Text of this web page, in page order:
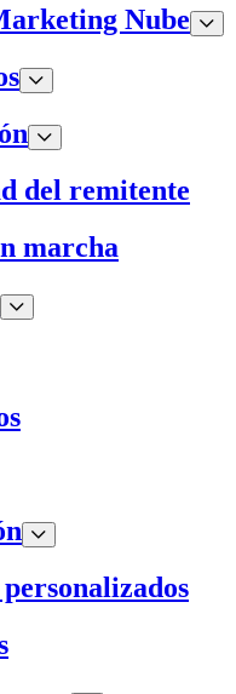
Nube
del remitente
marcha